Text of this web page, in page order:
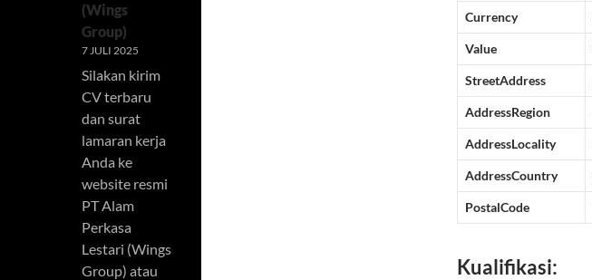
Currency
Value
StreetAddress
AddressRegion
AddressLocality
AddressCountry
PostalCode
Kualifikasi:
(Wings
Group)
7 JULI 2025
Silakan kirim
CV terbaru
dan surat
lamaran kerja
Anda ke
website resmi
PT Alam
Perkasa
Lestari (Wings
Group) atau